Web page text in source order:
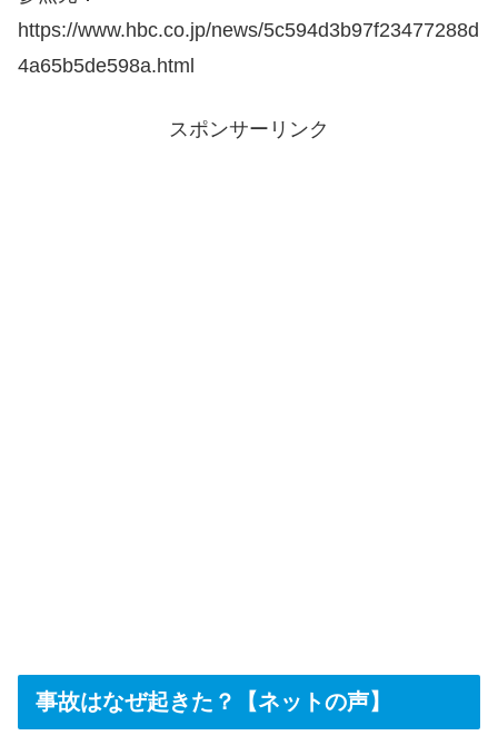
https://www.hbc.co.jp/news/5c594d3b97f23477288d
4a65b5de598a.html
スポンサーリンク
事故はなぜ起きた？【ネットの声】